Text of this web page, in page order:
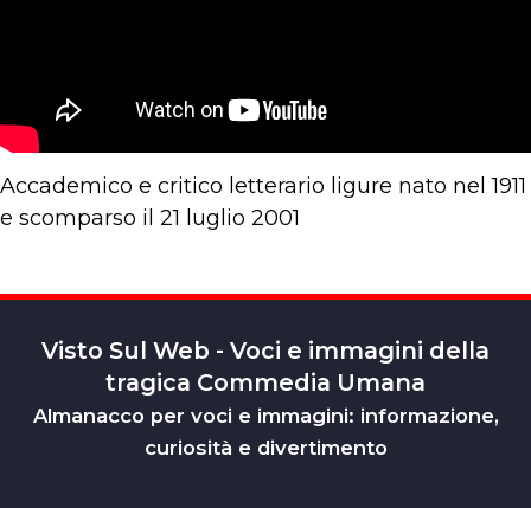
Accademico e critico letterario ligure nato nel 1911
e scomparso il 21 luglio 2001
Visto Sul Web - Voci e immagini della
tragica Commedia Umana
Almanacco per voci e immagini: informazione,
curiosità e divertimento